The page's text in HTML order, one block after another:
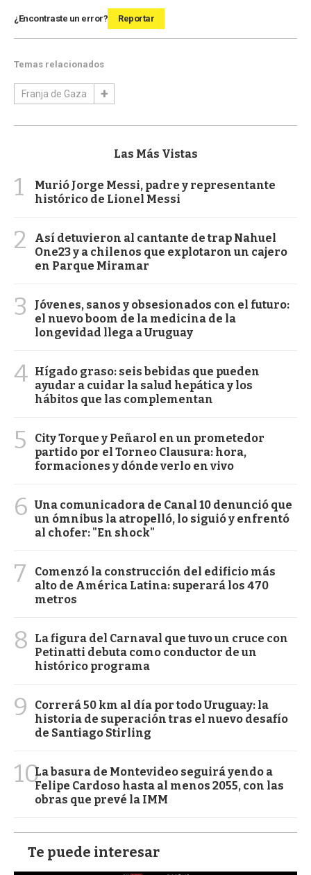
¿Encontraste un error? Reportar
Temas relacionados
Franja de Gaza
Las Más Vistas
1
Murió Jorge Messi, padre y representante
histórico de Lionel Messi
2
Así detuvieron al cantante de trap Nahuel
One23 y a chilenos que explotaron un cajero
en Parque Miramar
3
Jóvenes, sanos y obsesionados con el futuro:
el nuevo boom de la medicina de la
longevidad llega a Uruguay
4 Hígado graso: seis bebidas que pueden
ayudar a cuidar la salud hepática y los
hábitos que las complementan
5
City Torque y Peñarol en un prometedor
partido por el Torneo Clausura: hora,
formaciones y dónde verlo en vivo
6 Una comunicadora de Canal 10 denunció que
un ómnibus la atropelló, lo siguió y enfrentó
al chofer: "En shock"
7
Comenzó la construcción del edificio más
alto de América Latina: superará los 470
metros
8
La figura del Carnaval que tuvo un cruce con
Petinatti debuta como conductor de un
histórico programa
9
Correrá 50 km al día por todo Uruguay: la
historia de superación tras el nuevo desafío
de Santiago Stirling
10La basura de Montevideo seguirá yendo a
Felipe Cardoso hasta al menos 2055, con las
obras que prevé la IMM
Te puede interesar